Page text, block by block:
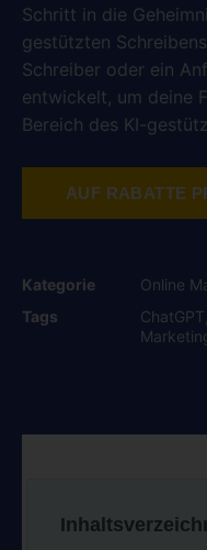
Schritt in die
gestützten
Schreiber oder ein
entwickelt, um deine
Bereich des KI-
AUF RABATTE
Kategorie
Online
Tags
ChatGPT